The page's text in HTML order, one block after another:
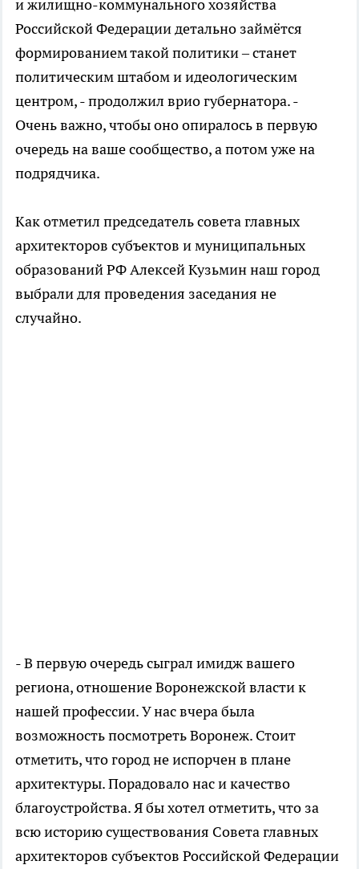
и жилищно-коммунального хозяйства
Российской Федерации детально займётся
формированием такой политики – станет
политическим штабом и идеологическим
центром, - продолжил врио губернатора. -
Очень важно, чтобы оно опиралось в первую
очередь на ваше сообщество, а потом уже на
подрядчика.
Как отметил председатель совета главных
архитекторов субъектов и муниципальных
образований РФ Алексей Кузьмин наш город
выбрали для проведения заседания не
случайно.
- В первую очередь сыграл имидж вашего
региона, отношение Воронежской власти к
нашей профессии. У нас вчера была
возможность посмотреть Воронеж. Стоит
отметить, что город не испорчен в плане
архитектуры. Порадовало нас и качество
благоустройства. Я бы хотел отметить, что за
всю историю существования Совета главных
архитекторов субъектов Российской Федерации